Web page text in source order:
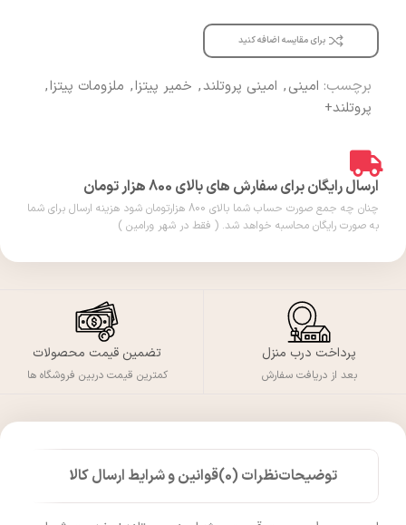
برای مقایسه اضافه کنید
برچسب: امینی, امینی پروتلند, خمیر پیتزا, ملزومات پیتزا,
پروتلند+
ارسال رایگان برای سفارش های بالای 800 هزار تومان
چنان چه جمع صورت حساب شما بالای 800 هزارتومان شود هزینه ارسال برای شما
به صورت رایگان محاسبه خواهد شد. ( فقط در شهر ورامین )
پرداخت درب منزل
بعد از دریافت سفارش
تضمین قیمت محصولات
کمترین قیمت دربین فروشگاه ها
توضیحاتنظرات (0) قوانین و شرایط ارسال کالا